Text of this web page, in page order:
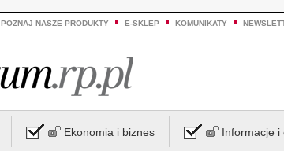
POZNAJ NASZE PRODUKTY E-SKLEP KOMUNIKATY
Ekonomia i biznes Informacje i